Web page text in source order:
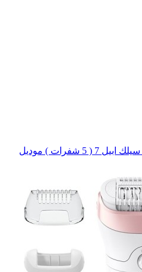
ماكينة ازالة الشعر براون سيلك ابيل 7 ( 5 شفرات ) موديل